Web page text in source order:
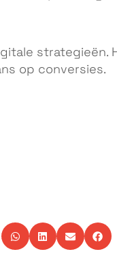
strategieën.
op conversies.